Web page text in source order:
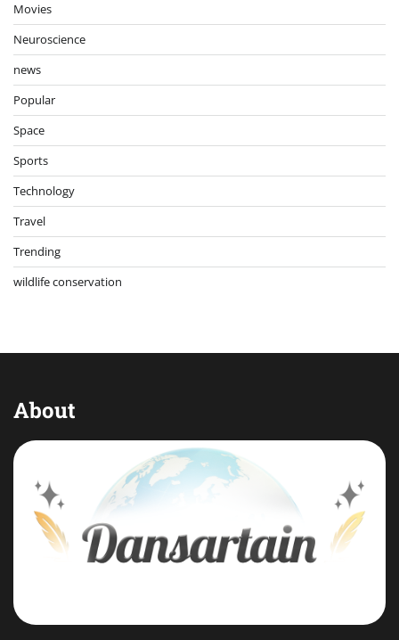
Movies
Neuroscience
news
Popular
Space
Sports
Technology
Travel
Trending
wildlife conservation
About